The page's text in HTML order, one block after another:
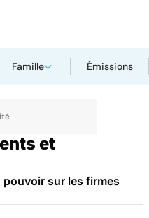
Famille Émissions
et
sur les firmes